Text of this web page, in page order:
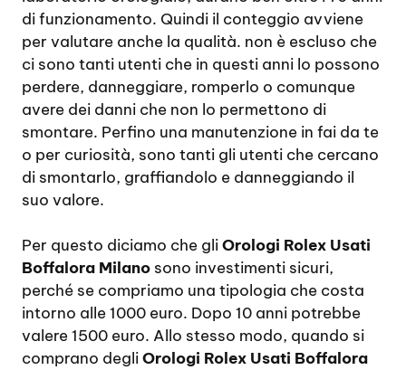
di funzionamento. Quindi il conteggio avviene
per valutare anche la qualità. non è escluso che
ci sono tanti utenti che in questi anni lo possono
perdere, danneggiare, romperlo o comunque
avere dei danni che non lo permettono di
smontare. Perfino una manutenzione in fai da te
o per curiosità, sono tanti gli utenti che cercano
di smontarlo, graffiandolo e danneggiando il
suo valore.
Per questo diciamo che gliOrologi Rolex Usati
Boffalora Milano sono investimenti sicuri,
perché se compriamo una tipologia che costa
intorno alle 1000 euro. Dopo 10 anni potrebbe
valere 1500 euro. Allo stesso modo, quando si
comprano degliOrologi Rolex Usati Boffalora